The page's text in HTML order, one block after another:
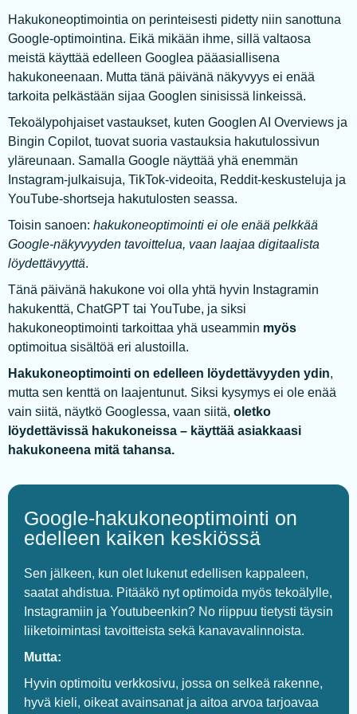
Hakukoneoptimointia on perinteisesti pidetty niin sanottuna
Google-optimointina. Eikä mikään ihme, sillä valtaosa
meistä käyttää edelleen Googlea pääasiallisena
hakukoneenaan. Mutta tänä päivänä näkyvyys ei enää
tarkoita pelkästään sijaa Googlen sinisissä linkeissä.
Tekoälypohjaiset vastaukset, kuten Googlen AI Overviews ja
Bingin Copilot, tuovat suoria vastauksia hakutulossivun
yläreunaan. Samalla Google näyttää yhä enemmän
Instagram-julkaisuja, TikTok-videoita, Reddit-keskusteluja ja
YouTube-shortseja hakutulosten seassa.
Toisin sanoen: hakukoneoptimointi ei ole enää pelkkää
Google-näkyvyyden tavoittelua, vaan laajaa digitaalista
löydettävyyttä.
Tänä päivänä hakukone voi olla yhtä hyvin Instagramin
hakukenttä, ChatGPT tai YouTube, ja siksi
hakukoneoptimointi tarkoittaa yhä useammin myös
optimoitua sisältöä eri alustoilla.
Hakukoneoptimointi on edelleen löydettävyyden ydin,
mutta sen kenttä on laajentunut. Siksi kysymys ei ole enää
vain siitä, näytkö Googlessa, vaan siitä, oletko
löydettävissä hakukoneissa – käyttää asiakkaasi
hakukoneena mitä tahansa.
Google-hakukoneoptimointi on
edelleen kaiken keskiössä
Sen jälkeen, kun olet lukenut edellisen kappaleen,
saatat ahdistua. Pitääkö nyt optimoida myös tekoälylle,
Instagramiin ja Youtubeenkin? No riippuu tietysti täysin
liiketoimintasi tavoitteista sekä kanavavalinnoista.
Mutta:
Hyvin optimoitu verkkosivu, jossa on selkeä rakenne,
hyvä kieli, oikeat avainsanat ja aitoa arvoa tarjoavaa